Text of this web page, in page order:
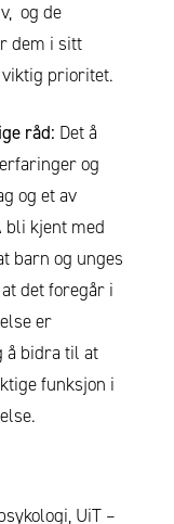
og de
dem i sitt
prioritet.
råd: Det å
og
og et av
bli kjent med
barn og unges
det foregår i
er
å bidra til at
funksjon i
UiT –